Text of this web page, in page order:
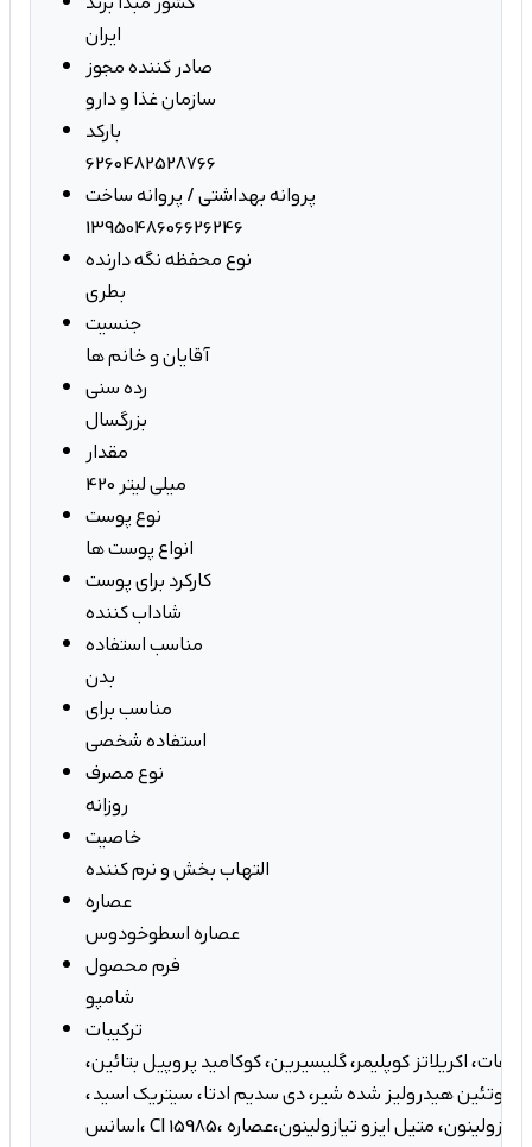
ایران
صادر کننده مجوز
سازمان غذا و دارو
بارکد
6260482528766
پروانه بهداشتی / پروانه ساخت
1395048606626246
نوع محفظه نگه دارنده
بطری
جنسیت
آقایان و خانم ها
رده سنی
بزرگسال
مقدار
420 میلی لیتر
نوع پوست
انواع پوست ها
کارکرد برای پوست
شاداب کننده
مناسب استفاده
بدن
مناسب برای
استفاده شخصی
نوع مصرف
روزانه
خاصیت
التهاب بخش و نرم کننده
عصاره
عصاره اسطوخودوس
فرم محصول
شامپو
ترکیبات
اکریلاتز کوپلیمر، گلیسیرین، کوکامید پروپیل بتائین،
پروتئین هیدرولیز شده شیر، دی سدیم ادتا، سیتریک اسید،
اسانس، CI 15985، متیل کلرو ایزو تیازولینون، متیل ایزو تیازولینون،عصاره